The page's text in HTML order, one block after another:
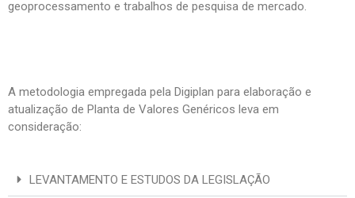
geoprocessamento e trabalhos de pesquisa de mercado.
A metodologia empregada pela Digiplan para elaboração e
atualização de Planta de Valores Genéricos leva em
consideração:
LEVANTAMENTO E ESTUDOS DA LEGISLAÇÃO